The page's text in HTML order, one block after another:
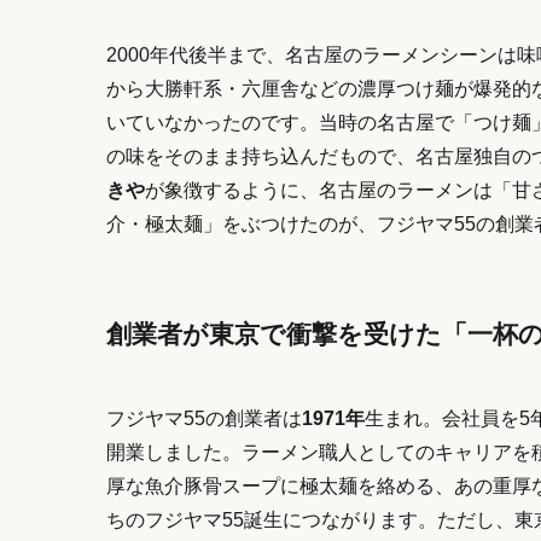
2000年代後半まで、名古屋のラーメンシーンは
から大勝軒系・六厘舎などの濃厚つけ麺が爆発
いていなかったのです。当時の名古屋で「つけ
の味をそのまま持ち込んだもので、名古屋独自
きやが象徴するように、名古屋のラーメンは「
介・極太麺」をぶつけたのが、フジヤマ55の創業
創業者が東京で衝撃を受けた「一杯
フジヤマ55の創業者は1971年生まれ。会社員を5
開業しました。ラーメン職人としてのキャリア
厚な魚介豚骨スープに極太麺を絡める、あの重
ちのフジヤマ55誕生につながります。ただし、